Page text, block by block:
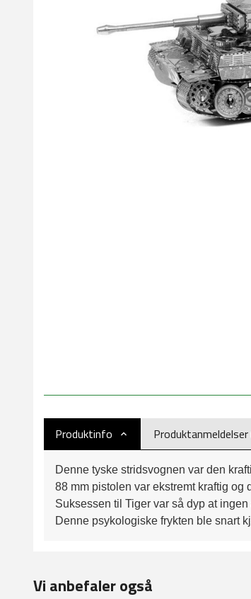
Produktinfo Produktanmeldelser
Denne tyske stridsvognen var den
88 mm pistolen var ekstremt kraftig
Suksessen til Tiger var så dyp at
Denne psykologiske frykten ble snart
Vi anbefaler også